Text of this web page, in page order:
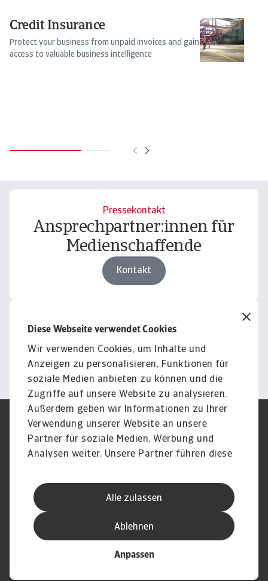
Diese Webseite verwendet Cookies
Wir verwenden Cookies, um Inhalte und
Anzeigen zu personalisieren, Funktionen für
soziale Medien anbieten zu können und die
Zugriffe auf unsere Website zu analysieren.
Außerdem geben wir Informationen zu Ihrer
Verwendung unserer Website an unsere
Partner für soziale Medien, Werbung und
Analysen weiter. Unsere Partner führen diese
Daten zusammen, die Sie ihnen bereitgestellt
haben oder die sie im Rahmen Ihrer Nutzung
der Dienste gesammelt haben.
Alle zulassen
Anpassen
Ablehnen
Credit Insurance
Protect your business from unpaid invoices and gain
access to valuable business intelligence
Pressekontakt
Ansprechpartner:innen für
Medienschaffende
Kontakt
Bilder und Videos
Weiter
Impressum
Legal Notice
Datenschutz
Speak Up channels
DSGVO
Cookie Informationen
Kontakt
Karriere
Disclaimer